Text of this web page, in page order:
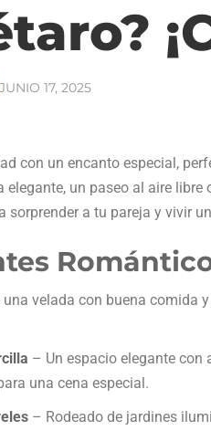
JUNIO 17, 2025
con un encanto especial,
elegante, un paseo al aire
sorprender a tu pareja y vivir
velada con buena comida
– Un espacio elegante
una cena especial.
– Rodeado de jardines